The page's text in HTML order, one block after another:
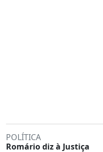
POLÍTICA
Romário diz à Justiça